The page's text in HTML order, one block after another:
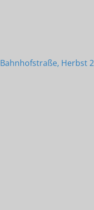
Bahnhofstraße, Herbst